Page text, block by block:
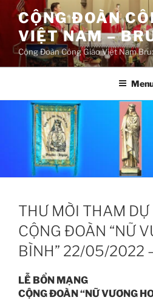
Aller
contenu
principal
CỘNG ĐOÀN
VIỆT NAM –
Cộng Đoàn Công Giáo Việt Nam
THƯ MỜI THAM
CỘNG ĐOÀN “NỮ
BÌNH” 22/05/2022
LỄ BỔN MẠNG
CỘNG ĐOÀN “NỮ VƯƠNG